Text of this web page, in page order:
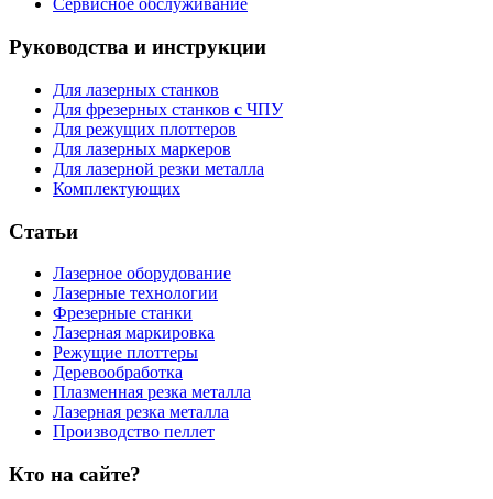
Сервисное обслуживание
Руководства и инструкции
Для лазерных станков
Для фрезерных станков с ЧПУ
Для режущих плоттеров
Для лазерных маркеров
Для лазерной резки металла
Комплектующих
Статьи
Лазерное оборудование
Лазерные технологии
Фрезерные станки
Лазерная маркировка
Режущие плоттеры
Деревообработка
Плазменная резка металла
Лазерная резка металла
Производство пеллет
Кто на сайте?